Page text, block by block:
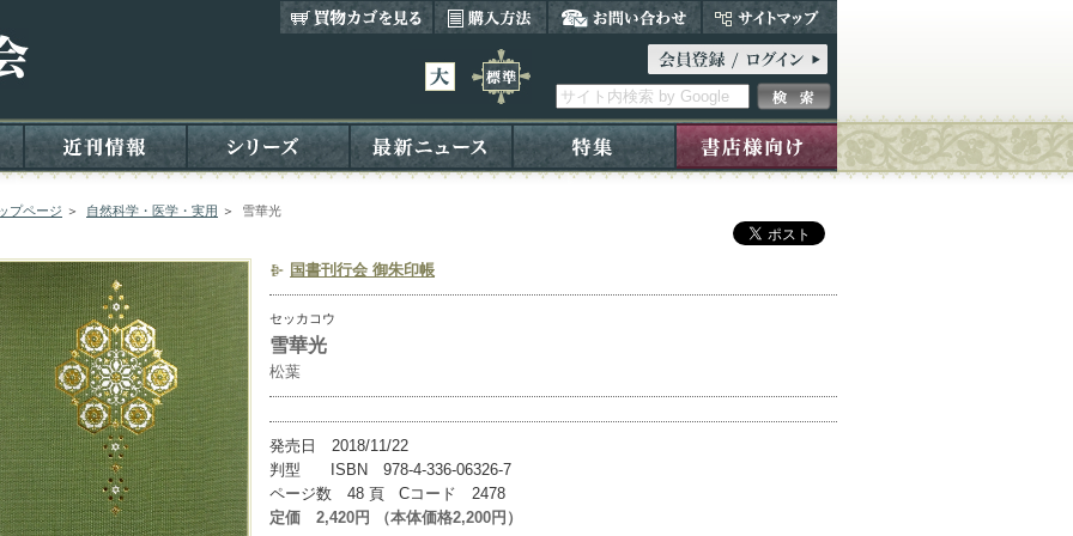
プページ ＞ 自然科学・医学・実用 ＞ 雪華光
国書刊行会 御朱印帳
セッカコウ
雪華光
松葉
発売日 2018/11/22
判型 ISBN 978-4-336-06326-7
ページ数 48 頁 Cコード 2478
定価 2,420円 （本体価格2,200円）